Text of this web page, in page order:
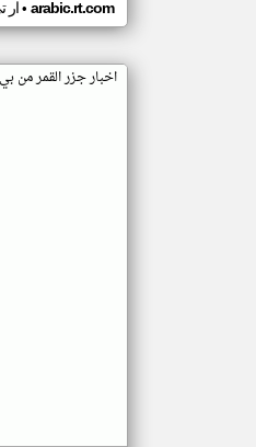
ار• arabic.rt.com
اخبار جزر القمر